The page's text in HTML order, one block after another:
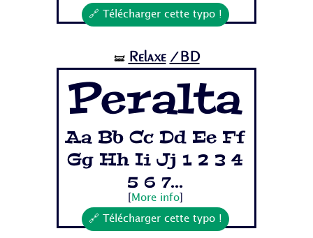
🔗 Télécharger cette typo !
🝛 Relaxe /BD
Peralta
Aa Bb Cc Dd Ee Ff
Gg Hh Ii Jj 1 2 3 4
5 6 7...
More info]
🔗 Télécharger cette typo !